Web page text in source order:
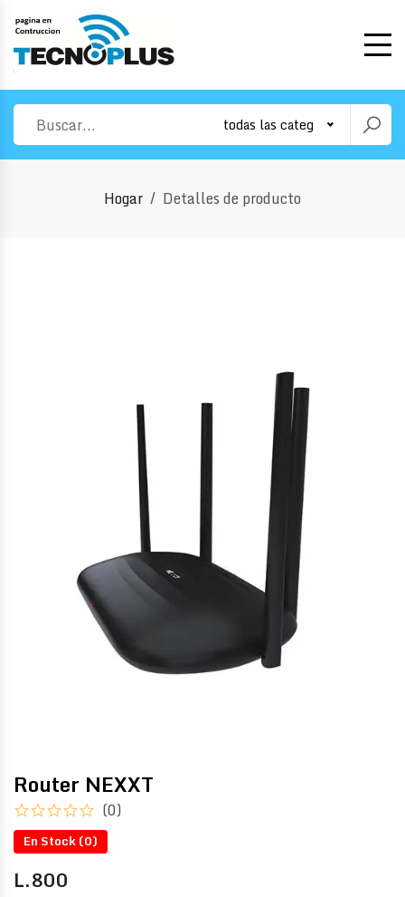
todas las categorias
Hogar Detalles de producto
Router NEXXT
(0)
En Stock (0)
L.800